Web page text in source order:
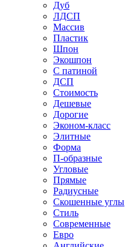
Дуб
ЛДСП
Массив
Пластик
Шпон
Экошпон
С патиной
ДСП
Стоимость
Дешевые
Дорогие
Эконом-класс
Элитные
Форма
П-образные
Угловые
Прямые
Радиусные
Скошенные углы
Стиль
Современные
Евро